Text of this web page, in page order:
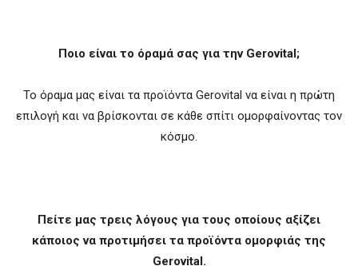
Ποιο είναι το όραμά σας για την Gerovital;
Το όραμα μας είναι τα προϊόντα Gerovital να είναι η πρώτη
επιλογή και να βρίσκονται σε κάθε σπίτι ομορφαίνοντας τον
κόσμο.
Πείτε μας τρεις λόγους για τους οποίους αξίζει
κάποιος να προτιμήσει τα προϊόντα ομορφιάς της
Gerovital.